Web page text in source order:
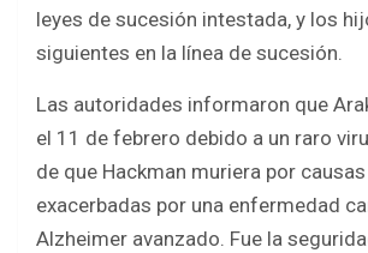
leyes de sucesión intestada, y los
siguientes en la línea de sucesión.
Las autoridades informaron que
el 11 de febrero debido a un raro
de que Hackman muriera por
exacerbadas por una enfermedad
Alzheimer avanzado. Fue la